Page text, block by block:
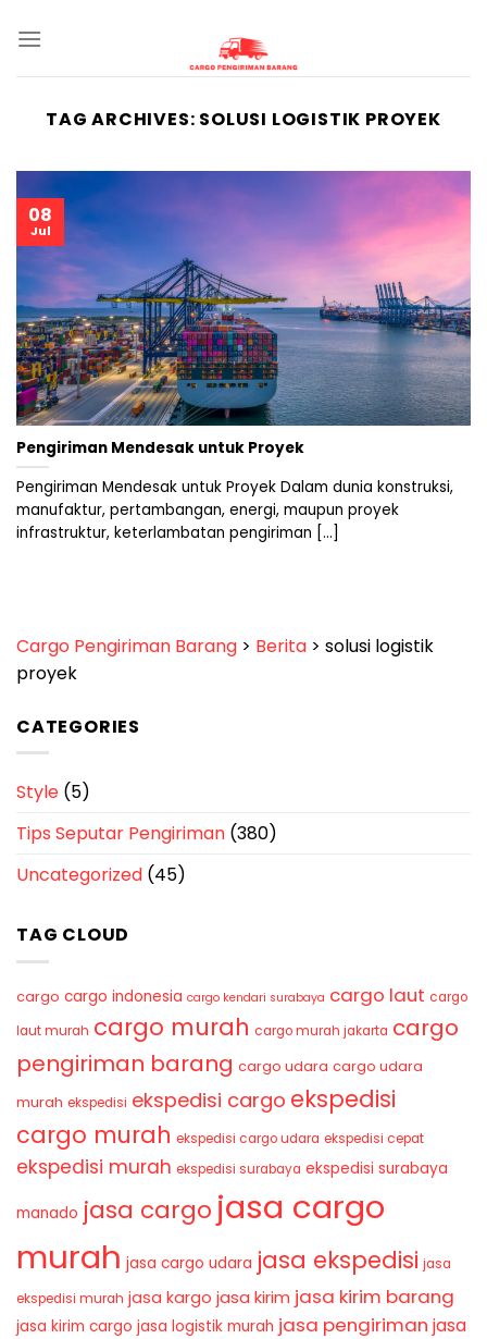
TAG ARCHIVES: SOLUSI LOGISTIK PROYEK
Pengiriman Mendesak untuk Proyek
Pengiriman Mendesak untuk Proyek Dalam dunia konstruksi,
manufaktur, pertambangan, energi, maupun proyek
infrastruktur, keterlambatan pengiriman [...]
08
Jul
Cargo Pengiriman Barang > Berita > solusi logistik
proyek
CATEGORIES
Style (5)
Tips Seputar Pengiriman (380)
Uncategorized (45)
TAG CLOUD
cargo cargo indonesia cargo kendari surabaya cargo laut cargo
laut murah cargo murah cargo murah jakarta cargo
pengiriman barang cargo udara cargo udara
murah ekspedisi ekspedisi cargo ekspedisi
cargo murah ekspedisi cargo udara ekspedisi cepat
ekspedisi murah ekspedisi surabaya ekspedisi surabaya
manado jasa cargo jasa cargo
murah jasa cargo udara jasa ekspedisi jasa
ekspedisi murah jasa kargo jasa kirim jasa kirim barang
jasa kirim cargo jasa logistik murah jasa pengiriman jasa